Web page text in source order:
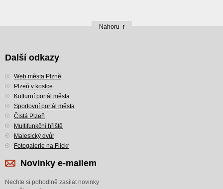
Nahoru
Další odkazy
Web města Plzně
Plzeň v kostce
Kulturní portál města
Sportovní portál města
Čistá Plzeň
Multifunkční hřiště
Malesický dvůr
Fotogalerie na Flickr
Novinky e-mailem
Nechte si pohodlně zasílat novinky